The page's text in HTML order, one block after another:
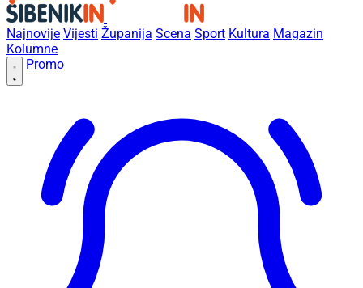
Najnovije Vijesti Županija Scena Sport Kultura Magazin
Kolumne
Promo